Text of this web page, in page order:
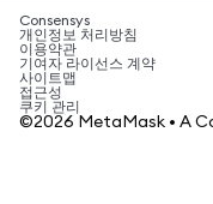
SHIB 매수
BNB 매수
암호화폐 세금 뉴스
암호화폐 매수 방법
비트코인 매도 방법
Consensys
개인정보 처리방침
이용약관
기여자 라이선스 계약
사이트맵
접근성
쿠키 관리
©2026 MetaMask • A